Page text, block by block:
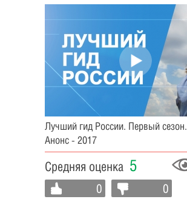
Лучший гид России. Первый сезон.
Анонс - 2017
Средняя оценка 5
0 0